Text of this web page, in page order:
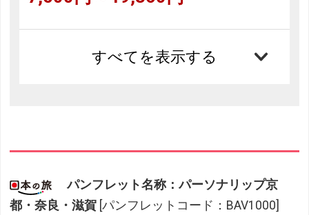
すべてを表示する
パンフレット名称：パーソナリップ京
都・奈良・滋賀 [パンフレットコード：BAV1000]
JR回数券類、ギフト券、外国通貨、直接契約型宿泊プラン、土
産品、旅行積立商品、当社が指定した商品が利用できません。